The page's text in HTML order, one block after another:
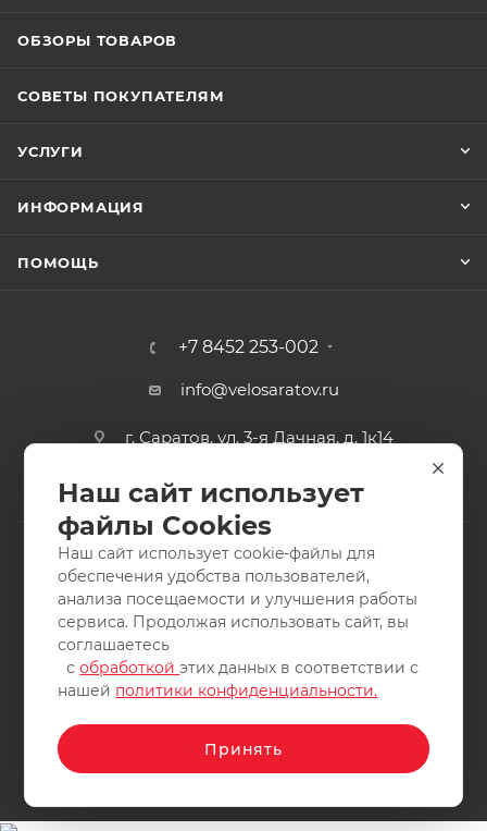
ОБЗОРЫ ТОВАРОВ
СОВЕТЫ ПОКУПАТЕЛЯМ
УСЛУГИ
ИНФОРМАЦИЯ
ПОМОЩЬ
+7 8452 253-002
info@velosaratov.ru
г. Саратов, ул. 3-я Дачная, д. 1к14
2011-2026 © интернет-магазин спортивных товаров
ВелоСаратов. Не является публичной офертой. Все права
защищены. Заимствование материалов и фотографий
запрещено.
Наш сайт использует
файлы Cookies
Наш сайт использует cookie-файлы для
обеспечения удобства пользователей,
анализа посещаемости и улучшения работы
сервиса. Продолжая использовать сайт, вы
соглашаетесь
собработкойэтих данных в соответствии с
нашей политики конфиденциальности.
Принять